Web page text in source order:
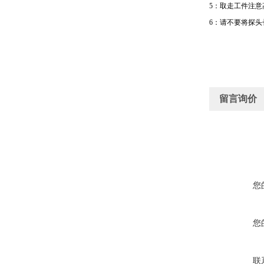
5 ：取走工件注
6 ：请不要将探
留言询价
您
您
联